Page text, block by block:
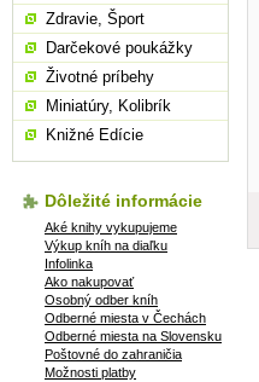
Zdravie, Šport
Darčekové poukážky
Životné príbehy
Miniatúry, Kolibrík
Knižné Edície
Dôležité informácie
Aké knihy vykupujeme
Výkup kníh na diaľku
Infolinka
Ako nakupovať
Osobný odber kníh
Odberné miesta v Čechách
Odberné miesta na Slovensku
Poštovné do zahraničia
Možnosti platby